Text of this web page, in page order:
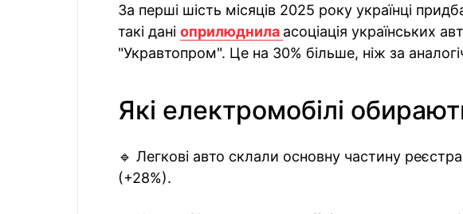
За перші шість місяців 2025 року українці
такі дані оприлюднила асоціація українських
"Укравтопром". Це на 30% більше, ніж за
Які електромобілі
🔹 Легкові авто склали основну частину
(+28%).